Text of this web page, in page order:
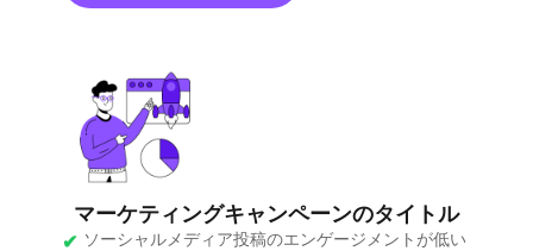
マーケティングキャンペーンのタイトル
ソーシャルメディア投稿のエンゲージメントが低い